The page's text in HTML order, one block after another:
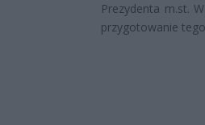
Prezydenta m.st.
przygotowanie